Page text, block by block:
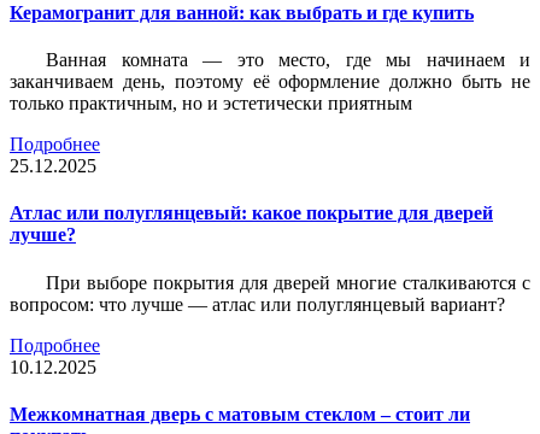
Керамогранит для ванной: как выбрать и где купить
Ванная комната — это место, где мы начинаем и
заканчиваем день, поэтому её оформление должно быть не
только практичным, но и эстетически приятным
Подробнее
25.12.2025
Атлас или полуглянцевый: какое покрытие для дверей
лучше?
При выборе покрытия для дверей многие сталкиваются с
вопросом: что лучше — атлас или полуглянцевый вариант?
Подробнее
10.12.2025
Межкомнатная дверь с матовым стеклом – стоит ли